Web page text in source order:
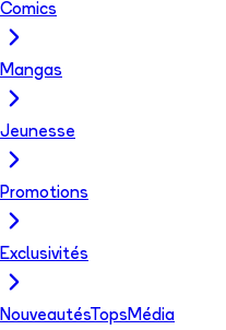
Comics
Mangas
Jeunesse
Promotions
Exclusivités
NouveautésTops Média